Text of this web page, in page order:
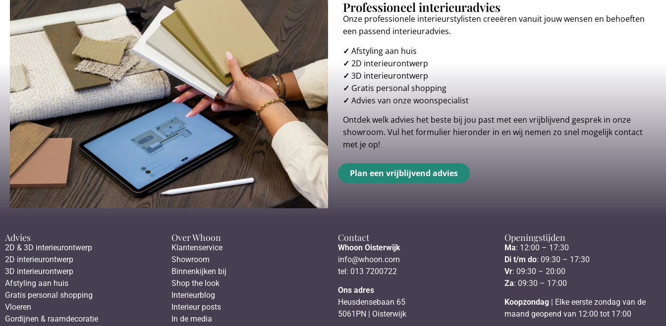
Professioneel interieuradvies
Onze professionele interieurstylisten creeëren vanuit jouw wensen en behoeften
een passend interieuradvies.
✓ Afstyling aan huis
✓ 2D interieurontwerp
✓ 3D interieurontwerp
✓ Gratis personal shopping
✓ Advies van onze woonspecialist
Ontdek welk advies het beste bij jou past met een vrijblijvend gesprek in onze
showroom. Vul het formulier hieronder in en wij nemen zo snel mogelijk contact
met je op!
Plan een vrijblijvend advies
Advies
2D & 3D interieurontwerp
2D interieurontwerp
3D interieurontwerp
Afstyling aan huis
Gratis personal shopping
Vloeren
Gordijnen & raamdecoratie
Over Whoon
Klantenservice
Showroom
Binnenkijken bij
Shop the look
Interieurblog
Interieur posts
In de media
Contact
Whoon Oisterwijk
info@whoon.com
tel: 013 7200722
Ons adres
Heusdensebaan 65
5061PN | Oisterwijk
Openingstijden
Ma: 12:00 – 17:30
Di t/m do: 09:30 – 17:30
Vr: 09:30 – 20:00
Za: 09:30 – 17:00
Koopzondag | Elke eerste zondag van de
maand geopend van 12:00 tot 17:00